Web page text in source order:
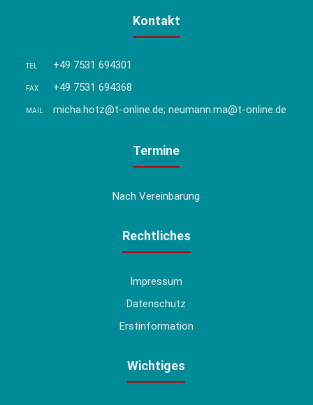
Kontakt
TEL +49 7531 694301
FAX +49 7531 694368
MAIL micha.hotz@t-online.de; neumann.ma@t-online.de
Termine
Nach Vereinbarung
Rechtliches
Impressum
Datenschutz
Erstinformation
Wichtiges